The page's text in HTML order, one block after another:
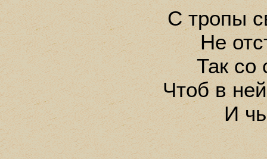
С тропы
Не
Так со
Чтоб в
И